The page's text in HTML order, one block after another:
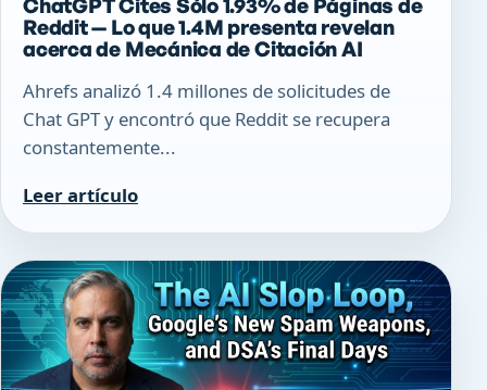
Reddit — Lo que 1.4M presenta revelan
acerca de Mecánica de Citación AI
Ahrefs analizó 1.4 millones de solicitudes de
Chat GPT y encontró que Reddit se recupera
constantemente...
Leer artículo